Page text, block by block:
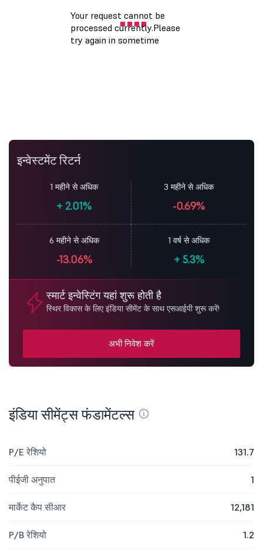
इन्वेस्टमेंट रिटर्न
1 महीने से अधिक
+ 2.01%
3 महीने से अधिक
-0.69%
6 महीने से अधिक
-13.06%
1 वर्ष से अधिक
+5.3%
स्मार्ट इन्वेस्टिंग यहां शुरू होती है
स्थिर विकास के लिए इंडिया सीमेंट के साथ एसआईपी शुरू करें!
अभी निवेश करें
इंडिया सीमेंट्स फंडामेंटल्स
P/E रेशियो 131.7
पीईजी अनुपात 1
मार्केट कैप सीआर 12,181
P/B रेशियो 1.2